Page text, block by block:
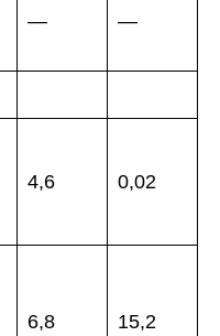
— —
4,6 0,02
6,8 15,2